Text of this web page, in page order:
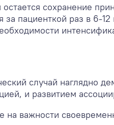
сохранение
за пациенткой раз в 6-
случай наглядно
и развитием
на важности